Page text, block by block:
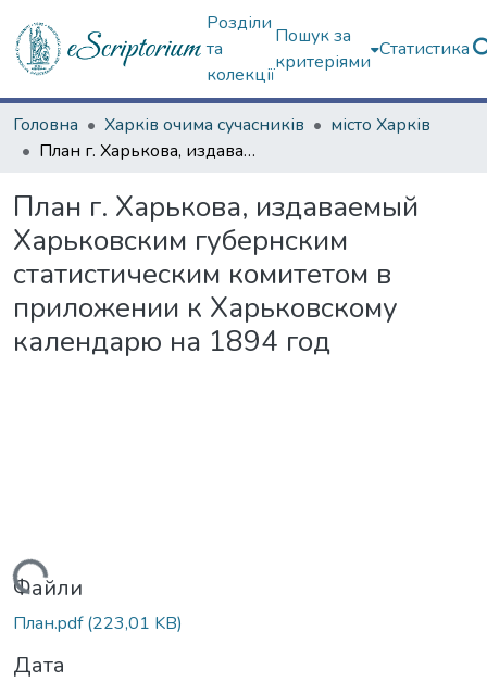
Розділи
та
колекції
Пошук за
критеріями
Статистика
Головна Харків очима сучасників
місто Харків
План г. Харькова, издаваемый Харьковским губернским статистическим комитетом в приложении к Харьковскому календарю на 1894 год
План г. Харькова, издаваемый
Харьковским губернским
статистическим комитетом в
приложении к Харьковскому
календарю на 1894 год
Вантажиться...
Файли
План.pdf(223,01 KB)
Дата